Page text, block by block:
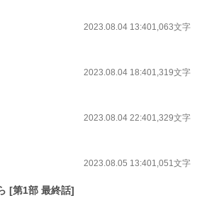
2023.08.04 13:401,063文字
2023.08.04 18:401,319文字
2023.08.04 22:401,329文字
2023.08.05 13:401,051文字
[第1部 最終話]